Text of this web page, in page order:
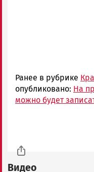
Ранее в рубрике
опубликовано: На
можно будет
Видео